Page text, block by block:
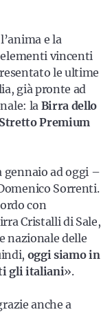
e la
elementi vincenti
le ultime
già pronte ad
la Birra dello
Premium
gennaio ad oggi –
Sorrenti.
con
Cristalli di Sale,
nazionale delle
oggi siamo in
gli italiani».
anche a